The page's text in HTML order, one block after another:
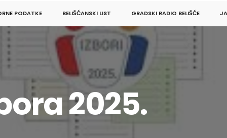
PODATKE BELIŠĆANSKI LIST GRADSKI RADIO BELIŠĆE
2025.